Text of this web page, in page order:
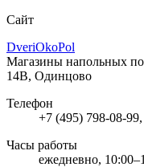
Сайт
DveriOkoPol
Магазины напольных
14В, Одинцово
Телефон
+7 (495) 798-08-
Часы работы
ежедневно,